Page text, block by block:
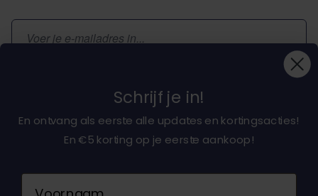
E-mailadres
Over ons
Schrijf je in!
En ontvang als eerste alle updates en kortingsacties!
En €5 korting op je eerste aankoop!